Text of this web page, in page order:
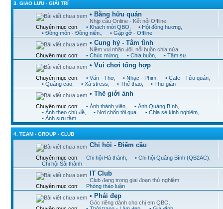
3. GIAO LƯU - GIẢI TRÍ
• Bằng hữu quán
Nhịp cầu Online - Kết nối Offline.
Chuyên mục con:
• Khách mời QBO • Hội đồng hương
• Đồng môn - Đồng niên.
• Gặp gỡ - Offline
• Cung hỷ - Tâm tình
Niềm vui nhân đôi, nỗi buồn chia nửa.
Chuyên mục con:
• Chúc mừng • Chia buồn • Tâm sự
• Vui chơi tổng hợp
Chuyên mục con: • Văn - Thơ • Nhạc - Phim • Cafe - Tửu quán
• Quảng cáo
• Xả stress • Thể thao • Thư giãn
• Thế giới ảnh
Chuyên mục con: • Ảnh thành viên • Ảnh Quảng Bình
• Ảnh theo chủ đề
• Nơi chốn tôi qua • Chia sẻ kinh nghiệm
• Ảnh sưu tầm
4. TEAM - GROUP - CLUB
Chi hội - Điểm cầu
Chuyên mục con: Chi hội Hà thành • Chi hội Quảng Bình (QB2AC)
Chi hội Sài thành
IT Club
Club đang trong giai đoạn thử nghiệm.
Chuyên mục con:
Phòng thảo luận
• Phái đẹp
Góc riêng dành cho chị em QBO.